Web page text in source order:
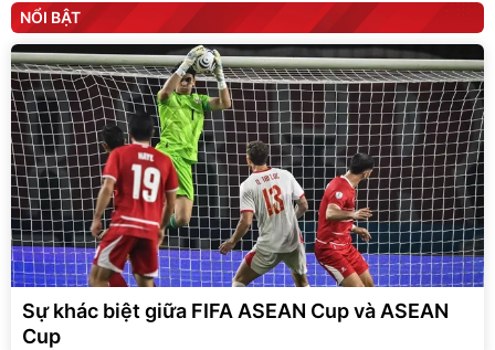
NỔI BẬT
Sự khác biệt giữa FIFA ASEAN Cup và ASEAN
Cup